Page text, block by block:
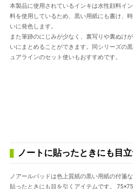
本製品に使用されているインキは水性顔料イ
料を使用しているため、黒い用紙にも書け、
いに発色します。
また筆跡のにじみが少なく、裏写りや裏ぬけ
いにまとめることができます。同シリーズの
ュアラインのセット使いもおすすめです。
ノートに貼ったときにも目
ノアールパッドは色上質紙の黒い用紙の付箋
貼ったときにも目を引くアイテムです。